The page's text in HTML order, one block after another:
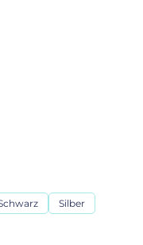
ist zurzeit nicht verfügbar.)
Silber